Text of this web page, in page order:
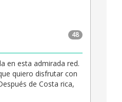
48
en esta admirada red.
quiero disfrutar con
de Costa rica,